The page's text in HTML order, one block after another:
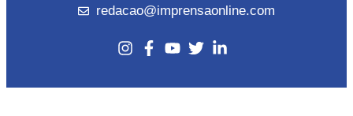
redacao@imprensaonline.com